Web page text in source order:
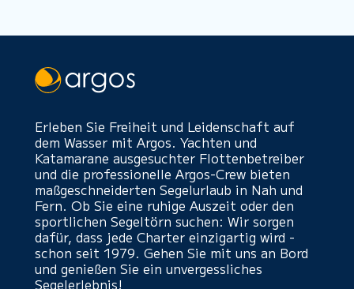
Erleben Sie Freiheit und Leidenschaft auf
dem Wasser mit Argos. Yachten und
Katamarane ausgesuchter Flottenbetreiber
und die professionelle Argos-Crew bieten
maßgeschneiderten Segelurlaub in Nah und
Fern. Ob Sie eine ruhige Auszeit oder den
sportlichen Segeltörn suchen: Wir sorgen
dafür, dass jede Charter einzigartig wird -
schon seit 1979. Gehen Sie mit uns an Bord
und genießen Sie ein unvergessliches
Segelerlebnis!